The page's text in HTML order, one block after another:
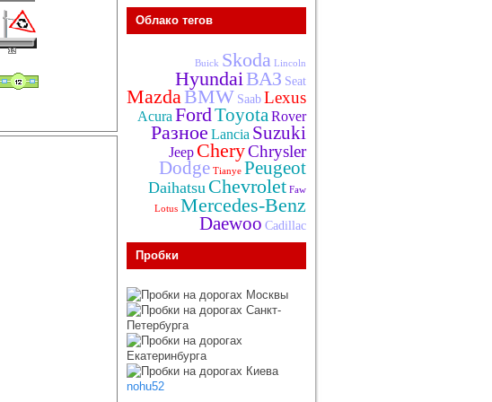
Облако тегов
Buick Skoda Lincoln
HyundaiВАЗ Seat
MazdaBMW Saab Lexus
Acura FordToyotaRover
Разное Lancia Suzuki
Jeep CheryChrysler
Dodge Tianye Peugeot
Daihatsu Chevrolet Faw
Lotus Mercedes-Benz
Daewoo Cadillac
Пробки
nohu52